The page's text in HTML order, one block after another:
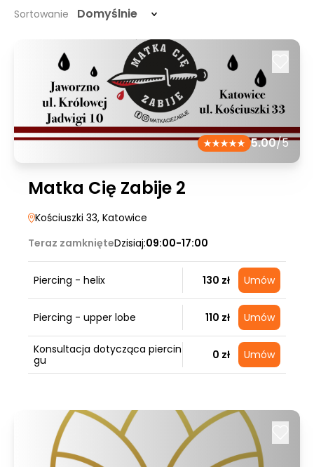
Sortowanie Domyślnie
5.00/5
Matka Cię Zabije 2
Kościuszki 33, Katowice
Teraz zamknięteDzisiaj:09:00-17:00
Piercing - helix 130 zł Umów
Piercing - upper lobe 110 zł Umów
Konsultacja dotycząca piercin
gu
0 zł Umów